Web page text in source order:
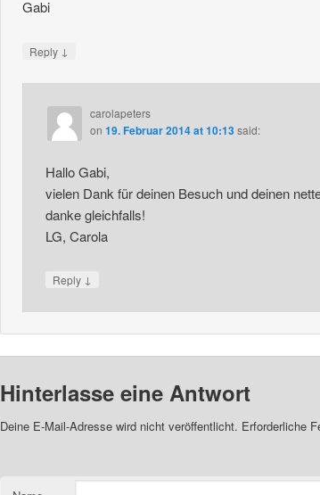
Gabi
Reply ↓
carolapeters
on 19. Februar 2014 at 10:13said:
Hallo Gabi,
vielen Dank für deinen Besuch und deinen
danke gleichfalls!
LG, Carola
Reply ↓
Hinterlasse eine Antwort
Deine E-Mail-Adresse wird nicht veröffentlicht. Erforderliche